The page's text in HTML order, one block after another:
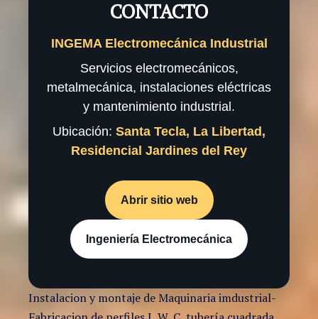
CONTACTO
INGEMA Electromecánica Industrial
Servicios electromecánicos,
metalmecánica, instalaciones eléctricas
y mantenimiento industrial.
Ubicación: Santa Tecla, La Libertad,
Residencial Jardines del Rey
Abrir sitio web
Ingeniería Electromecánica
Instalacion y montaje de Maquinaria imdustrial-